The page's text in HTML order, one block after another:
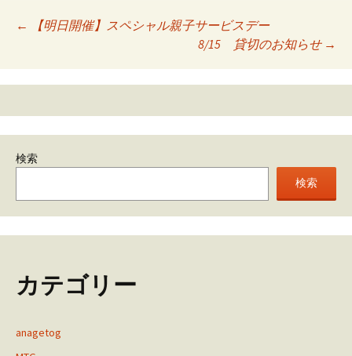
Post
navigation
←
【明日開催】スペシャル親子サービスデー
8/15 貸切のお知らせ →
検索
検索
カテゴリー
anagetog